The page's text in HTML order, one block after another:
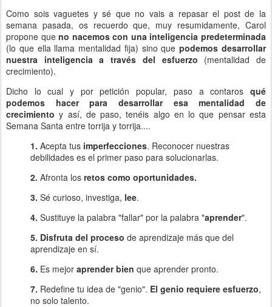
Como sois vaguetes y sé que no vais a repasar el post de la
semana pasada, os recuerdo que, muy resumidamente, Carol
propone queno nacemos con una inteligencia predeterminada
(lo que ella llama mentalidad fija) sino quepodemos desarrollar
nuestra inteligencia a través del esfuerzo (mentalidad de
crecimiento).
Dicho lo cual y por petición popular, paso a contaros qué
podemos hacer para desarrollar esa mentalidad de
crecimiento y así, de paso, tenéis algo en lo que pensar esta
Semana Santa entre torrija y torrija....
1. Acepta tus imperfecciones. Reconocer nuestras
debilidades es el primer paso para solucionarlas.
2. Afronta los retos como oportunidades.
3. Sé curioso, investiga, lee.
4. Sustituye la palabra "fallar" por la palabra "aprender".
5. Disfruta del proceso de aprendizaje más que del
aprendizaje en sí.
6. Es mejor aprender bien que aprender pronto.
7. Redefine tu idea de "genio". El genio requiere esfuerzo,
no solo talento.